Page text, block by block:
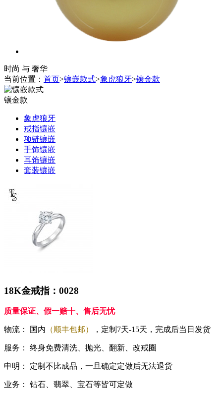
时尚 与 奢华
当前位置： 首页>镶嵌款式>象虎狼牙>镶金款
镶金款
象虎狼牙
戒指镶嵌
项链镶嵌
手饰镶嵌
耳饰镶嵌
套装镶嵌
18K金戒指：0028
质量保证、假一赔十、售后无忧
物流： 国内 （顺丰包邮） ，定制7天-15天，完成后当日发货
服务： 终身免费清洗、抛光、翻新、改戒圈
申明： 定制不比成品，一旦确定定做后无法退货
业务： 钻石、翡翠、宝石等皆可定做